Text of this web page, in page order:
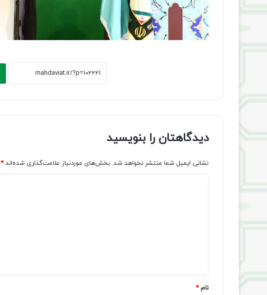
دیدگاهتان را بنویسید
نشانی ایمیل شما منتشر نخواهد شد. بخش‌های موردنیاز علامت‌گذاری شده‌اند*
نام*